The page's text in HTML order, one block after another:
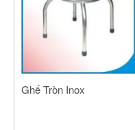
Ghế Tròn Inox